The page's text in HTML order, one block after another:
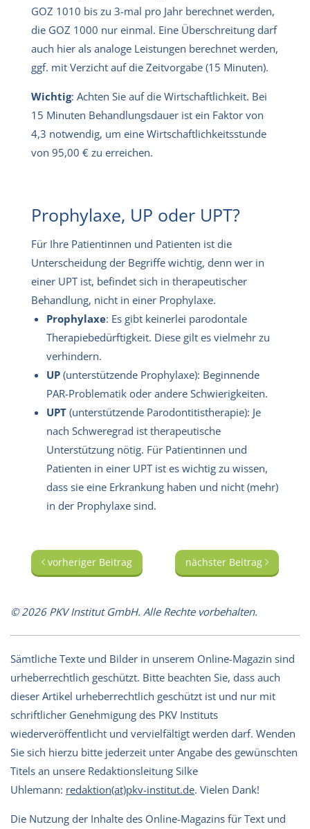
GOZ 1010 bis zu 3-mal pro Jahr berechnet werden,
die GOZ 1000 nur einmal. Eine Überschreitung darf
auch hier als analoge Leistungen berechnet werden,
ggf. mit Verzicht auf die Zeitvorgabe (15 Minuten).
Wichtig: Achten Sie auf die Wirtschaftlichkeit. Bei
15 Minuten Behandlungsdauer ist ein Faktor von
4,3 notwendig, um eine Wirtschaftlichkeitsstunde
von 95,00 € zu erreichen.
Prophylaxe, UP oder UPT?
Für Ihre Patientinnen und Patienten ist die
Unterscheidung der Begriffe wichtig, denn wer in
einer UPT ist, befindet sich in therapeutischer
Behandlung, nicht in einer Prophylaxe.
Prophylaxe: Es gibt keinerlei parodontale
Therapiebedürftigkeit. Diese gilt es vielmehr zu
verhindern.
UP (unterstützende Prophylaxe): Beginnende
PAR-Problematik oder andere Schwierigkeiten.
UPT (unterstützende Parodontitistherapie): Je
nach Schweregrad ist therapeutische
Unterstützung nötig. Für Patientinnen und
Patienten in einer UPT ist es wichtig zu wissen,
dass sie eine Erkrankung haben und nicht (mehr)
in der Prophylaxe sind.
vorheriger Beitrag nächster Beitrag
© 2026 PKV Institut GmbH. Alle Rechte vorbehalten.
Sämtliche Texte und Bilder in unserem Online-Magazin sind
urheberrechtlich geschützt. Bitte beachten Sie, dass auch
dieser Artikel urheberrechtlich geschützt ist und nur mit
schriftlicher Genehmigung des PKV Instituts
wiederveröffentlicht und vervielfältigt werden darf. Wenden
Sie sich hierzu bitte jederzeit unter Angabe des gewünschten
Titels an unsere Redaktionsleitung Silke
Uhlemann: redaktion(at)pkv-institut.de. Vielen Dank!
Die Nutzung der Inhalte des Online-Magazins für Text und